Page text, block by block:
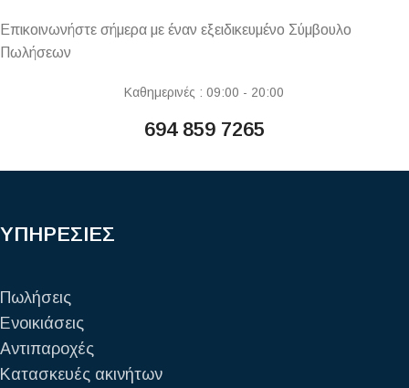
Επικοινωνήστε σήμερα με έναν εξειδικευμένο Σύμβουλο
Πωλήσεων
Καθημερινές : 09:00 - 20:00
694 859 7265
ΥΠΗΡΕΣΙΕΣ
Πωλήσεις
Ενοικιάσεις
Αντιπαροχές
Κατασκευές ακινήτων